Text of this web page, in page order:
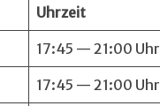
Uhrzeit
17:45 — 21:00 Uhr
17:45 — 21:00 Uhr